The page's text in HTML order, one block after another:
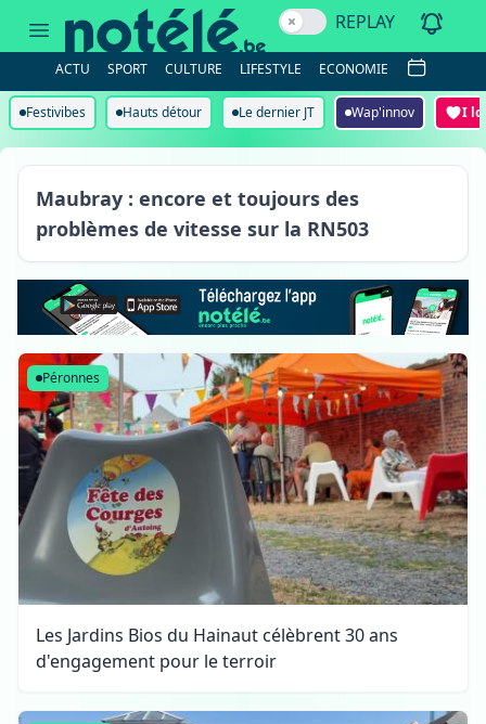
REPLAY
ACTU SPORT CULTURE LIFESTYLE ECONOMIE
Festivibes Hauts détour Le dernier JT Wap'innov I
Maubray
Maubray : encore et toujours des
problèmes de vitesse sur la RN503
Péronnes
Les Jardins Bios du Hainaut célèbrent 30 ans
d'engagement pour le terroir